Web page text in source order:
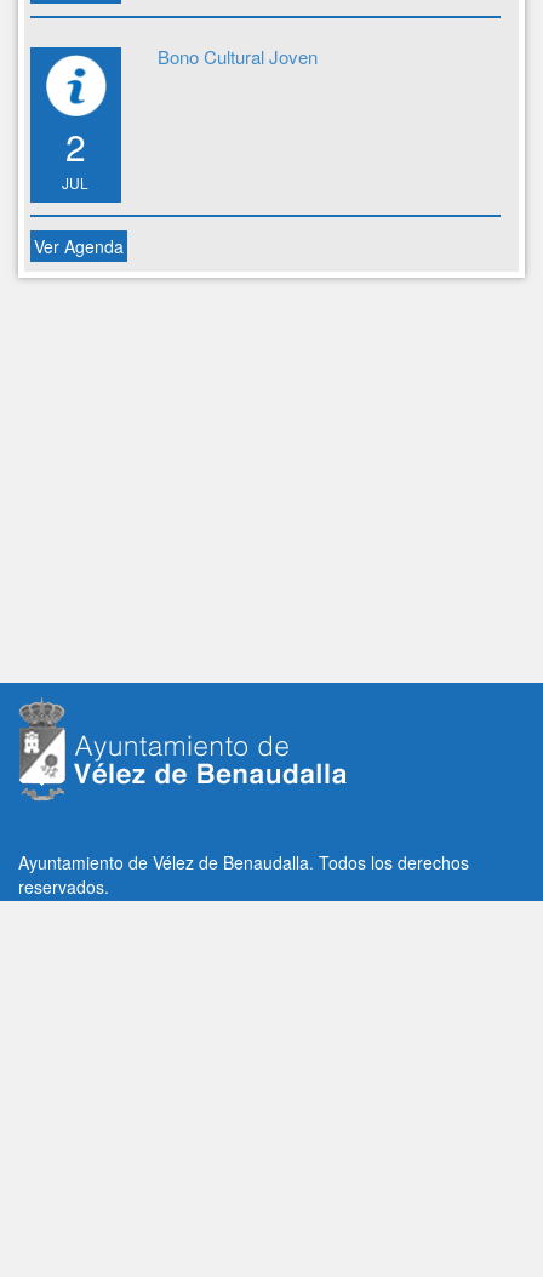
2
JUL
Bono Cultural Joven
Ver Agenda
Ayuntamiento de Vélez de Benaudalla. Todos los derechos
reservados.